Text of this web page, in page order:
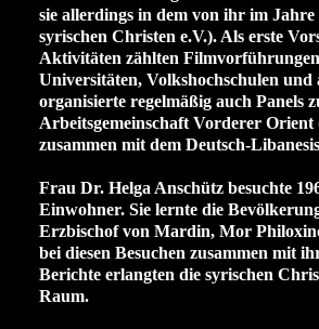
sie allerdings in dem von ihr im
syrischen Christen e.V.). Als erste
Aktivitäten zählten
Universitäten, Volkshochschulen
organisierte regelmäßig auch Panels
Arbeitsgemeinschaft Vorderer
zusammen mit dem Deutsch-
Frau Dr. Helga Anschütz besuchte
Einwohner. Sie lernte die
Erzbischof von Mardin, Mor
bei diesen Besuchen zusammen mit
Berichte erlangten die syrischen
Raum.